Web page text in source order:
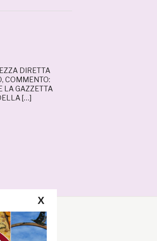
DIRETTA
COMMENTO:
LA GAZZETTA
[…]
la GRB
X